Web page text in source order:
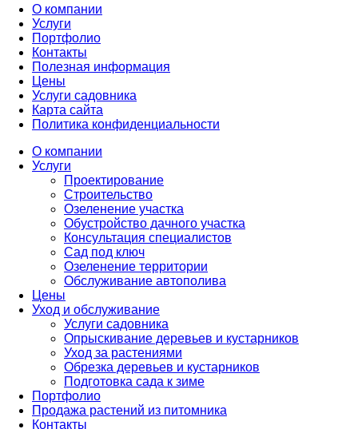
О компании
Услуги
Портфолио
Контакты
Полезная информация
Цены
Услуги садовника
Карта сайта
Политика конфиденциальности
О компании
Услуги
Проектирование
Строительство
Озеленение участка
Обустройство дачного участка
Консультация специалистов
Сад под ключ
Озеленение территории
Обслуживание автополива
Цены
Уход и обслуживание
Услуги садовника
Опрыскивание деревьев и кустарников
Уход за растениями
Обрезка деревьев и кустарников
Подготовка сада к зиме
Портфолио
Продажа растений из питомника
Контакты